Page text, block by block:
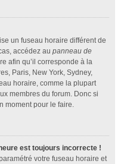
un fuseau horaire différent de
accédez au panneau de
afin qu’il corresponde à la
Paris, New York, Sydney,
horaire, comme la plupart
membres du forum. Donc si
moment pour le faire.
est toujours incorrecte !
votre fuseau horaire et